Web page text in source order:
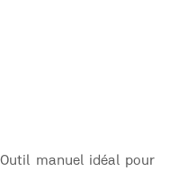
manuel idéal pour